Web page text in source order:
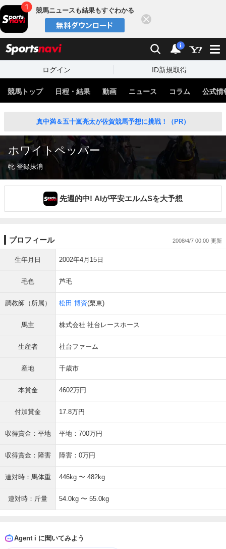
競馬ニュースも結果もすぐわかる
検索 通知
i
ログイン ID新規取得
競馬トップ 日程・結果 動画 ニュース コラム 公式情
真中満＆五十嵐亮太が佐賀競馬予想に挑戦！（PR）
ホワイトペッパー
牝 登録抹消
先週的中! AIが平安エルムSを大予想
プロフィール 2008/4/7 00:00
生年月日 2002年4月15日
毛色 芦毛
調教師（所属） 松田 博資(栗東)
馬主 株式会社 社台レースホース
生産者 社台ファーム
産地 千歳市
本賞金 4602万円
付加賞金 17.8万円
収得賞金：平地 平地：700万円
収得賞金：障害 障害：0万円
連対時：馬体重 446kg 〜 482kg
連対時：斤量 54.0kg 〜 55.0kg
Agent i に聞いてみよう